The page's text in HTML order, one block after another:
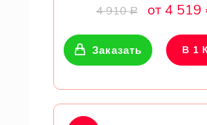
4 910Р от 4 519
Заказать В 1